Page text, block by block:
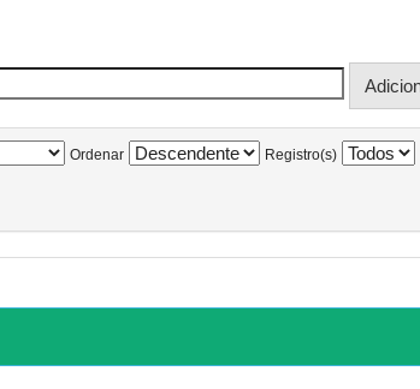
Ordenar Registro(s)